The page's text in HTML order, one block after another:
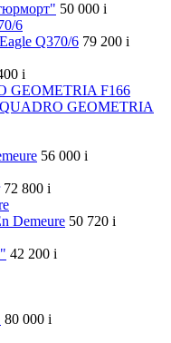
50 000 i
Q370/6 79 200 i
i
GEOMETRIA
56 000 i
72 800 i
Demeure 50 720 i
42 200 i
80 000 i